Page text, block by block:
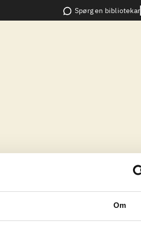
Om
Spørg en bibliotekar